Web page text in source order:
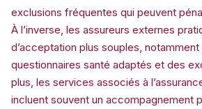
exclusions fréquentes qui peuvent
À l’inverse, les assureurs externes
d’acceptation plus souples,
questionnaires santé adaptés et des
plus, les services associés à
incluent souvent un accompagnement